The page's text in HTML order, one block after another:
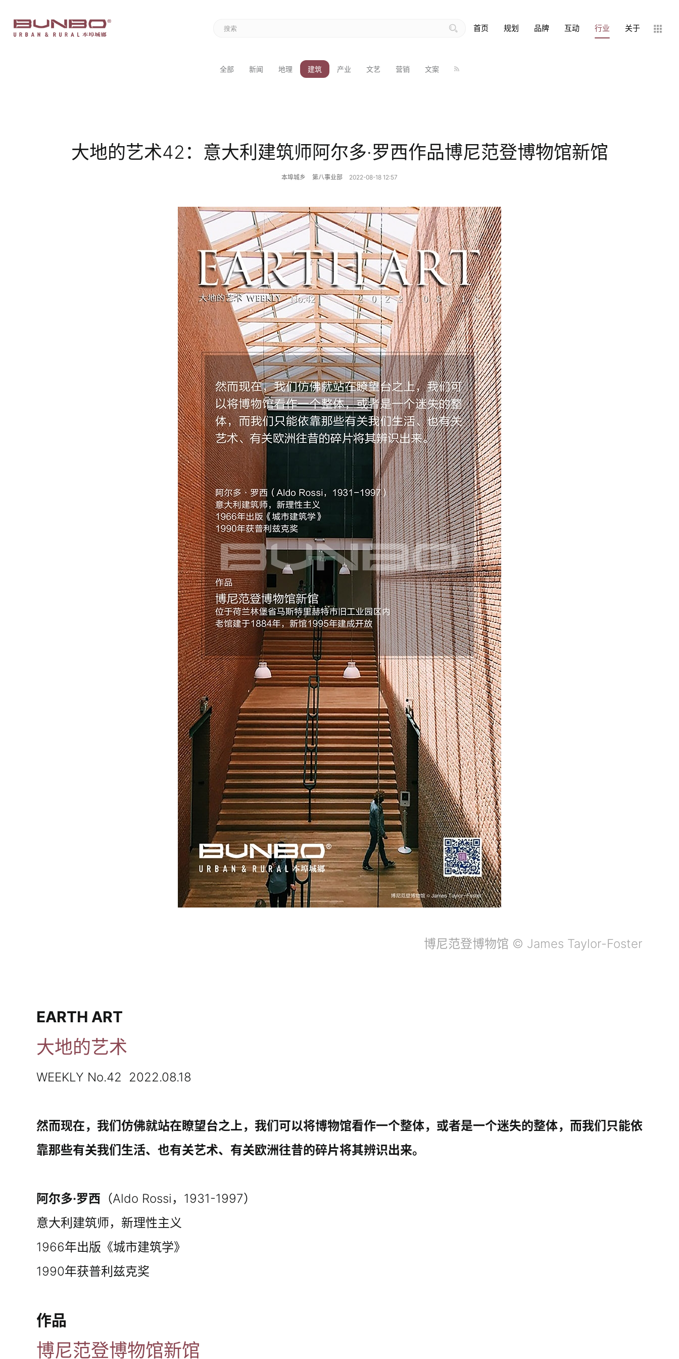
首页 规划 品牌 互动 行业 关于
全部 新闻 地理 建筑 产业 文艺 营销 文案
大地的艺术42：意大利建筑师阿尔多·罗西作品博尼范登博物馆新馆
本埠城乡 第八事业部 2022-08-18 12:57
博尼范登博物馆 © James Taylor-Foster
EARTH ART
大地的艺术
WEEKLY No.42 2022.08.18
然而现在，我们仿佛就站在瞭望台之上，我们可以将博物馆看作一个整体，或者是一个迷失的整体，而我们只能依
靠那些有关我们生活、也有关艺术、有关欧洲往昔的碎片将其辨识出来。
阿尔多·罗西 （Aldo Rossi，1931-1997）
意大利建筑师，新理性主义
1966年出版《城市建筑学》
1990年获普利兹克奖
作品
博尼范登博物馆新馆